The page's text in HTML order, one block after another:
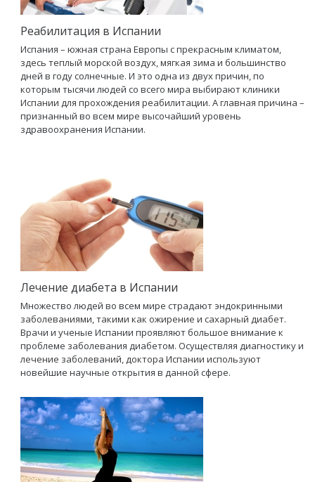
Реабилитация в Испании
Испания – южная страна Европы с прекрасным климатом,
здесь теплый морской воздух, мягкая зима и большинство
дней в году солнечные. И это одна из двух причин, по
которым тысячи людей со всего мира выбирают клиники
Испании для прохождения реабилитации. А главная причина –
признанный во всем мире высочайший уровень
здравоохранения Испании.
Лечение диабета в Испании
Множество людей во всем мире страдают эндокринными
заболеваниями, такими как ожирение и сахарный диабет.
Врачи и ученые Испании проявляют большое внимание к
проблеме заболевания диабетом. Осуществляя диагностику и
лечение заболеваний, доктора Испании используют
новейшие научные открытия в данной сфере.